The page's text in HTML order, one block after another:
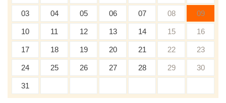
03 04 05 06 07 08 09
10 11 12 13 14 15 16
17 18 19 20 21 22 23
24 25 26 27 28 29 30
31